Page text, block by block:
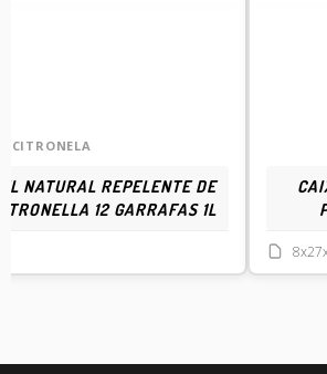
CITRONELA
NATURAL REPELENTE DE
12 GARRAFAS 1L